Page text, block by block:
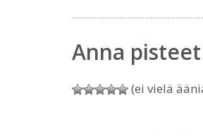
Anna pisteet
(ei vielä